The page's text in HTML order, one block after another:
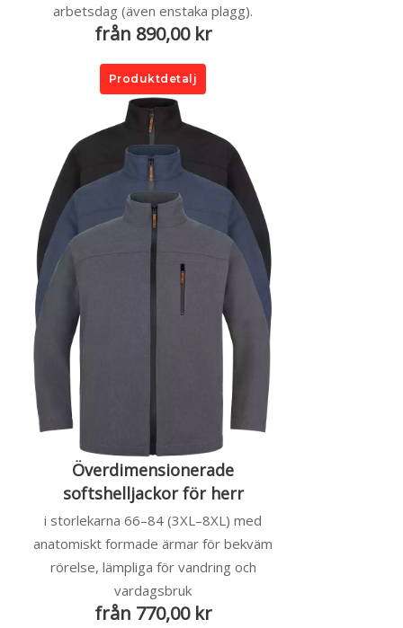
arbetsdag (även enstaka plagg).
från 890,00 kr
Produktdetalj
Överdimensionerade
softshelljackor för herr
i storlekarna 66–84 (3XL–8XL) med
anatomiskt formade ärmar för bekväm
rörelse, lämpliga för vandring och
vardagsbruk
från 770,00 kr